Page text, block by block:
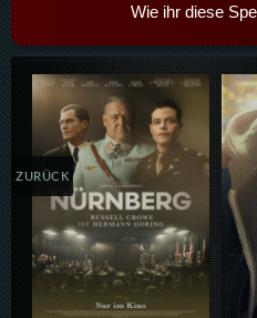
Wie ihr diese
Details,Play
ZURÜCK